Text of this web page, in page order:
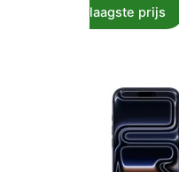
laagste prijs